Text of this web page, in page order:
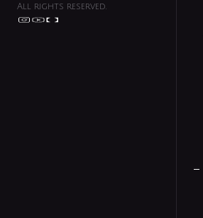
All rights reserved.